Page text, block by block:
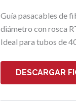
Guía pasacables de
diámetro con rosca
Ideal para tubos de
DESCARGAR